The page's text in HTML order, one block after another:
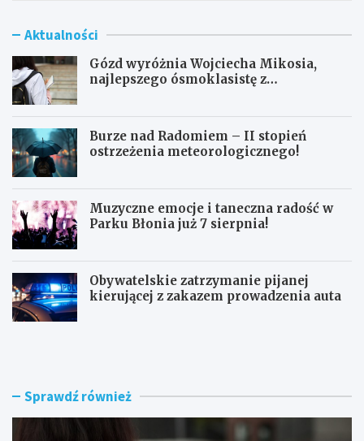
Aktualności
Gózd wyróżnia Wojciecha Mikosia,
najlepszego ósmoklasistę z
Burze nad Radomiem – II stopień
ostrzeżenia meteorologicznego!
Muzyczne emocje i taneczna radość w
Parku Błonia już 7 sierpnia!
Obywatelskie zatrzymanie pijanej
kierującej z zakazem prowadzenia auta
G
y
B
n Sprawdź również